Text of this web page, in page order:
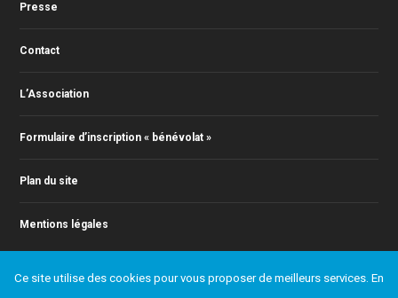
Presse
Contact
L’Association
Formulaire d’inscription « bénévolat »
Plan du site
Mentions légales
Ce site utilise des cookies pour vous proposer de meilleurs services. En